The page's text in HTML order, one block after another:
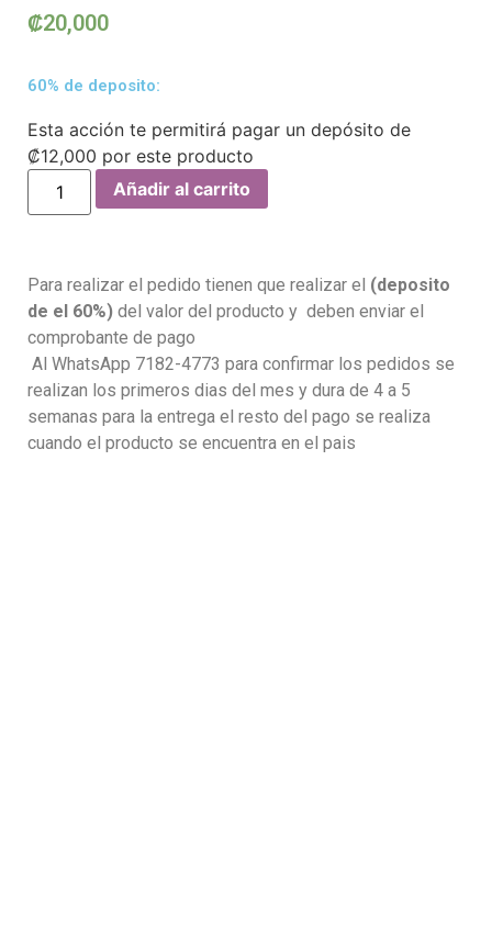
₡20,000
60% de deposito:
Esta acción te permitirá pagar un depósito de
₡12,000 por este producto
Añadir al carrito
Para realizar el pedido tienen que realizar el (deposito
de el 60%) del valor del producto y deben enviar el
comprobante de pago
Al WhatsApp 7182-4773 para confirmar los pedidos se
realizan los primeros dias del mes y dura de 4 a 5
semanas para la entrega el resto del pago se realiza
cuando el producto se encuentra en el pais